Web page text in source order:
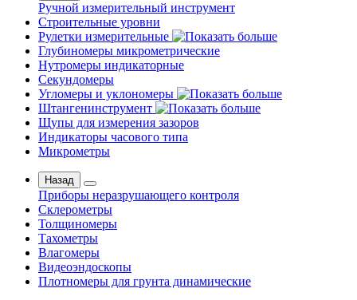
Ручной измерительный инструмент
Строительные уровни
Рулетки измерительные
Глубиномеры микрометрические
Нутромеры индикаторные
Секундомеры
Угломеры и уклономеры
Штангенинструмент
Щупы для измерения зазоров
Индикаторы часового типа
Микрометры
Назад
Приборы неразрушающего контроля
Склерометры
Толщиномеры
Тахометры
Влагомеры
Видеоэндоскопы
Плотномеры для грунта динамические